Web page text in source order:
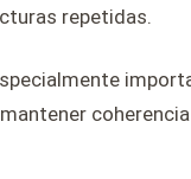
repetidas.